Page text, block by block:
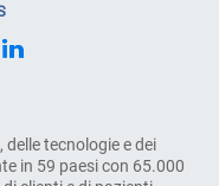
delle tecnologie e dei
in 59 paesi con 65.000